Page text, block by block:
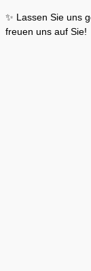
✨ Lassen Sie uns
freuen uns auf Sie!